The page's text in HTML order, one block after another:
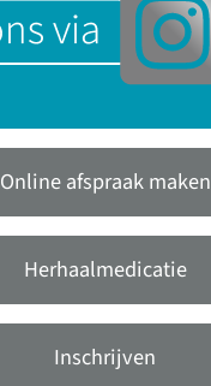
Online afspraak maken
Herhaalmedicatie
Inschrijven